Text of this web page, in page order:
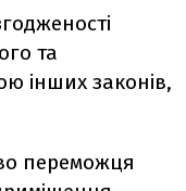
та
інших законів,
переможця